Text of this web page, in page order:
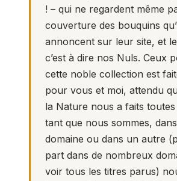
! – qui ne regardent même
couverture des bouquins
annoncent sur leur site, et
c’est à dire nos Nuls. Ceux
cette noble collection est
pour vous et moi, attendu
la Nature nous a faits
tant que nous sommes,
domaine ou dans un autre
part dans de nombreux
voir tous les titres parus)